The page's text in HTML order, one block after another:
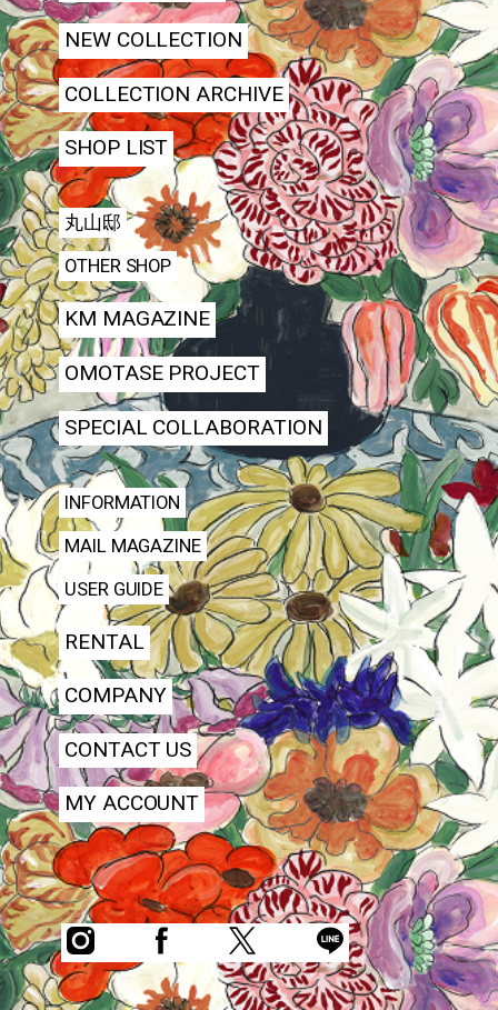
NEW COLLECTION
COLLECTION ARCHIVE
SHOP LIST
丸山邸
OTHER SHOP
KM MAGAZINE
OMOTASE PROJECT
SPECIAL COLLABORATION
INFORMATION
MAIL MAGAZINE
USER GUIDE
RENTAL
COMPANY
CONTACT US
MY ACCOUNT